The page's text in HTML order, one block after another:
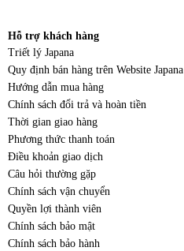
Hỗ trợ khách hàng
Triết lý Japana
Quy định bán hàng trên Website Japana
Hướng dẫn mua hàng
Chính sách đổi trả và hoàn tiền
Thời gian giao hàng
Phương thức thanh toán
Điều khoản giao dịch
Câu hỏi thường gặp
Chính sách vận chuyển
Quyền lợi thành viên
Chính sách bảo mật
Chính sách bảo hành